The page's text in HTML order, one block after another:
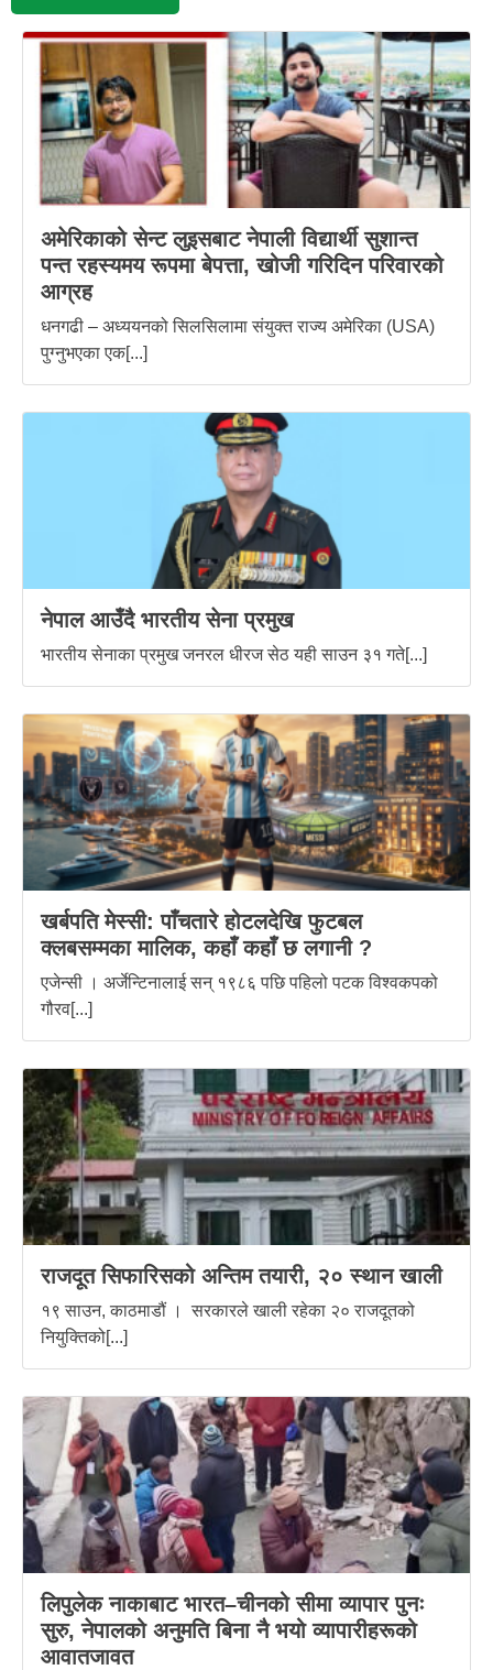
अमेरिकाको सेन्ट लुइसबाट नेपाली विद्यार्थी सुशान्त
पन्त रहस्यमय रूपमा बेपत्ता, खोजी गरिदिन परिवारको
आग्रह
धनगढी – अध्ययनको सिलसिलामा संयुक्त राज्य अमेरिका (USA)
पुग्नुभएका एक[...]
नेपाल आउँदै भारतीय सेना प्रमुख
भारतीय सेनाका प्रमुख जनरल धीरज सेठ यही साउन ३१ गते[...]
खर्बपति मेस्सी: पाँचतारे होटलदेखि फुटबल
क्लबसम्मका मालिक, कहाँ कहाँ छ लगानी ?
एजेन्सी । अर्जेन्टिनालाई सन् १९८६ पछि पहिलो पटक विश्वकपको
गौरव[...]
राजदूत सिफारिसको अन्तिम तयारी, २० स्थान खाली
१९ साउन, काठमाडौं । सरकारले खाली रहेका २० राजदूतको
नियुक्तिको[...]
लिपुलेक नाकाबाट भारत–चीनको सीमा व्यापार पुनः
सुरु, नेपालको अनुमति बिना नै भयो व्यापारीहरूको
आवातजावत